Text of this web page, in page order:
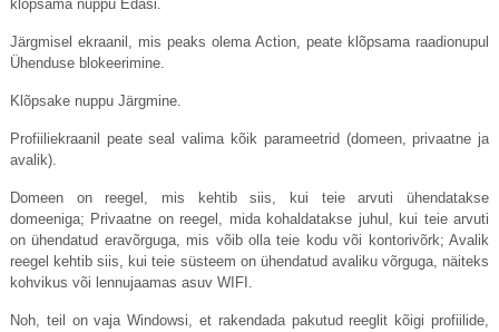
klõpsama nuppu Edasi.
Järgmisel ekraanil, mis peaks olema Action, peate klõpsama raadionupul
Ühenduse blokeerimine.
Klõpsake nuppu Järgmine.
Profiiliekraanil peate seal valima kõik parameetrid (domeen, privaatne ja
avalik).
Domeen on reegel, mis kehtib siis, kui teie arvuti ühendatakse
domeeniga; Privaatne on reegel, mida kohaldatakse juhul, kui teie arvuti
on ühendatud eravõrguga, mis võib olla teie kodu või kontorivõrk; Avalik
reegel kehtib siis, kui teie süsteem on ühendatud avaliku võrguga, näiteks
kohvikus või lennujaamas asuv WIFI.
Noh, teil on vaja Windowsi, et rakendada pakutud reeglit kõigi profiilide,